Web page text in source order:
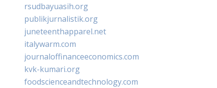
rsudbayuasih.org
publikjurnalistik.org
juneteenthapparel.net
italywarm.com
journaloffinanceeconomics.com
kvk-kumari.org
foodscienceandtechnology.com